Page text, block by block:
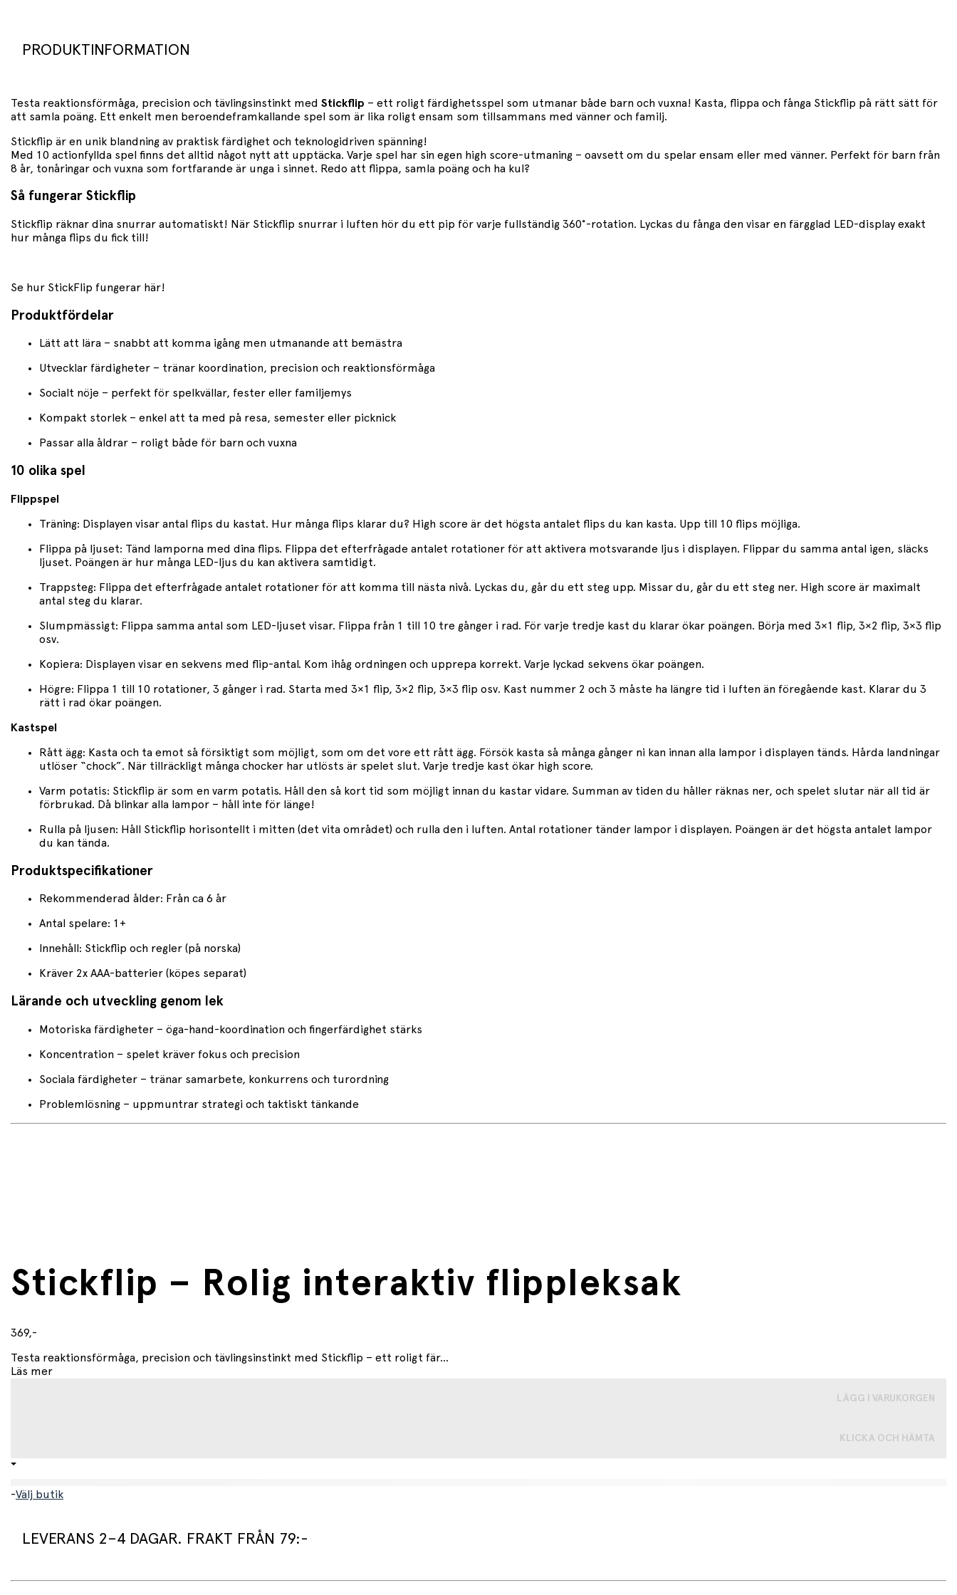
PRODUKTINFORMATION
Testa reaktionsförmåga, precision och tävlingsinstinkt med Stickflip – ett roligt färdighetsspel som utmanar både barn och vuxna! Kasta, flippa och fånga Stickflip på rätt sätt för
att samla poäng. Ett enkelt men beroendeframkallande spel som är lika roligt ensam som tillsammans med vänner och familj.
Stickflip är en unik blandning av praktisk färdighet och teknologidriven spänning!
Med 10 actionfyllda spel finns det alltid något nytt att upptäcka. Varje spel har sin egen high score-utmaning – oavsett om du spelar ensam eller med vänner. Perfekt för barn från
8 år, tonåringar och vuxna som fortfarande är unga i sinnet. Redo att flippa, samla poäng och ha kul?
Så fungerar Stickflip
Stickflip räknar dina snurrar automatiskt! När Stickflip snurrar i luften hör du ett pip för varje fullständig 360°-rotation. Lyckas du fånga den visar en färgglad LED-display exakt
hur många flips du fick till!
Se hur StickFlip fungerar här!
Produktfördelar
Lätt att lära – snabbt att komma igång men utmanande att bemästra
Utvecklar färdigheter – tränar koordination, precision och reaktionsförmåga
Socialt nöje – perfekt för spelkvällar, fester eller familjemys
Kompakt storlek – enkel att ta med på resa, semester eller picknick
Passar alla åldrar – roligt både för barn och vuxna
10 olika spel
Flippspel
Träning: Displayen visar antal flips du kastat. Hur många flips klarar du? High score är det högsta antalet flips du kan kasta. Upp till 10 flips möjliga.
Flippa på ljuset: Tänd lamporna med dina flips. Flippa det efterfrågade antalet rotationer för att aktivera motsvarande ljus i displayen. Flippar du samma antal igen, släcks
ljuset. Poängen är hur många LED-ljus du kan aktivera samtidigt.
Trappsteg: Flippa det efterfrågade antalet rotationer för att komma till nästa nivå. Lyckas du, går du ett steg upp. Missar du, går du ett steg ner. High score är maximalt
antal steg du klarar.
Slumpmässigt: Flippa samma antal som LED-ljuset visar. Flippa från 1 till 10 tre gånger i rad. För varje tredje kast du klarar ökar poängen. Börja med 3×1 flip, 3×2 flip, 3×3 flip
osv.
Kopiera: Displayen visar en sekvens med flip-antal. Kom ihåg ordningen och upprepa korrekt. Varje lyckad sekvens ökar poängen.
Högre: Flippa 1 till 10 rotationer, 3 gånger i rad. Starta med 3×1 flip, 3×2 flip, 3×3 flip osv. Kast nummer 2 och 3 måste ha längre tid i luften än föregående kast. Klarar du 3
rätt i rad ökar poängen.
Kastspel
Rått ägg: Kasta och ta emot så försiktigt som möjligt, som om det vore ett rått ägg. Försök kasta så många gånger ni kan innan alla lampor i displayen tänds. Hårda landningar
utlöser “chock”. När tillräckligt många chocker har utlösts är spelet slut. Varje tredje kast ökar high score.
Varm potatis: Stickflip är som en varm potatis. Håll den så kort tid som möjligt innan du kastar vidare. Summan av tiden du håller räknas ner, och spelet slutar när all tid är
förbrukad. Då blinkar alla lampor – håll inte för länge!
Rulla på ljusen: Håll Stickflip horisontellt i mitten (det vita området) och rulla den i luften. Antal rotationer tänder lampor i displayen. Poängen är det högsta antalet lampor
du kan tända.
Produktspecifikationer
Rekommenderad ålder: Från ca 6 år
Antal spelare: 1+
Innehåll: Stickflip och regler (på norska)
Kräver 2x AAA-batterier (köpes separat)
Lärande och utveckling genom lek
Motoriska färdigheter – öga-hand-koordination och fingerfärdighet stärks
Koncentration – spelet kräver fokus och precision
Sociala färdigheter – tränar samarbete, konkurrens och turordning
Problemlösning – uppmuntrar strategi och taktiskt tänkande
Stickflip – Rolig interaktiv flippleksak
369,-
Testa reaktionsförmåga, precision och tävlingsinstinkt med Stickflip – ett roligt fär...
Läs mer
LÄGG I VARUKORGEN
KLICKA OCH HÄMTA
-Välj butik
LEVERANS 2–4 DAGAR. FRAKT FRÅN 79:-